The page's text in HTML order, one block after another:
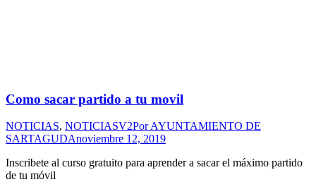
Como sacar partido a tu movil
NOTICIAS, NOTICIASV2PorAYUNTAMIENTO DE
SARTAGUDAnoviembre 12, 2019
Inscribete al curso gratuito para aprender a sacar el máximo partido
de tu móvil